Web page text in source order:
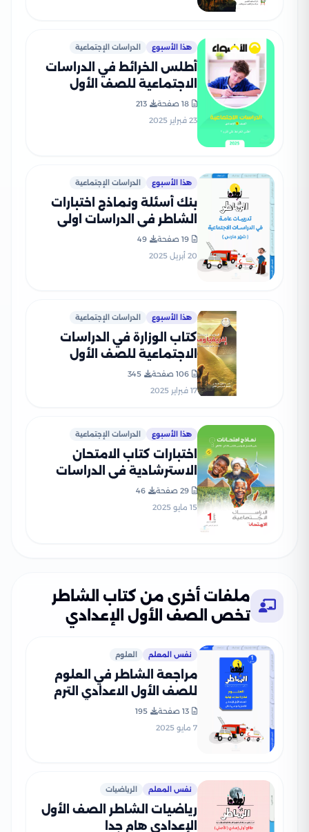
هذا الأسبوع الدراسات الإجتماعية
أطلس الخرائط في الدراسات
الاجتماعية للصف الأول
الاعدادي ترم ثاني بصيغة PDF
18 صفحة
213
23 فبراير 2025
هذا الأسبوع الدراسات الإجتماعية
بنك أسئلة ونماذج اختبارات
الشاطر في الدراسات اولى
اعدادي منهج شهر مارس
2025 بصيغة PDF
19 صفحة
49
20 أبريل 2025
هذا الأسبوع الدراسات الإجتماعية
كتاب الوزارة في الدراسات
الاجتماعية للصف الأول
بصيغة PDF
106 صفحة
345
17 فبراير 2025
هذا الأسبوع الدراسات الإجتماعية
اختبارات كتاب الامتحان
الاسترشادية في الدراسات
الاجتماعية لأولى إعدادي الترم
الثاني بصيغة PDF بالاجابات
29 صفحة
46
15 مايو 2025
ملفات أخرى من كتاب الشاطر
تخص الصف الأول الإعدادي
نفس المعلم العلوم
مراجعة الشاطر في العلوم
للصف الأول الاعدادي الترم
الثاني 2025 PDF بالاجابات
13 صفحة
195
7 مايو 2025
نفس المعلم الرياضيات
رياضيات الشاطر الصف الأول
الإعدادي هام جدا